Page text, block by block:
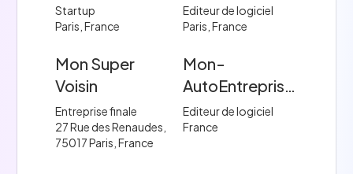
Startup
Paris, France
Editeur de logiciel
Paris, France
Mon Super
Voisin
Entreprise finale
27 Rue des Renaudes,
75017 Paris, France
Mon-
AutoEntreprise.fr
Editeur de logiciel
France